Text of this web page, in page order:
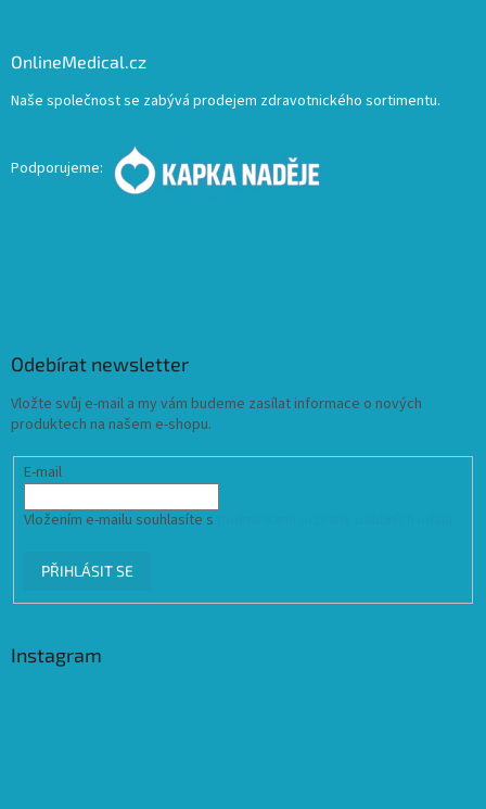
OnlineMedical.cz
Naše společnost se zabývá prodejem zdravotnického sortimentu.
Podporujeme:
Odebírat newsletter
Vložte svůj e-mail a my vám budeme zasílat informace o nových
produktech na našem e-shopu.
E-mail
Vložením e-mailu souhlasíte s
PŘIHLÁSIT SE
Instagram